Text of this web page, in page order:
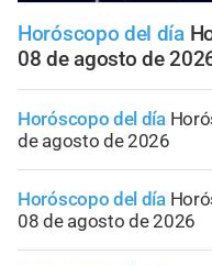
Horóscopo del día
08 de agosto de
Horóscopo del día
de agosto de 2026
Horóscopo del día
08 de agosto de 2026